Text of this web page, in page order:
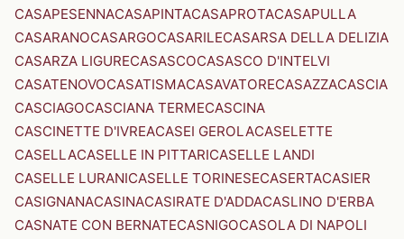
CASAPESENNACASAPINTACASAPROTACASAPULLA
CASARANOCASARGOCASARILECASARSA DELLA DELIZIA
CASARZA LIGURECASASCOCASASCO D'INTELVI
CASATENOVOCASATISMACASAVATORECASAZZACASCIA
CASCIAGOCASCIANA TERMECASCINA
CASCINETTE D'IVREACASEI GEROLACASELETTE
CASELLACASELLE IN PITTARICASELLE LANDI
CASELLE LURANICASELLE TORINESECASERTACASIER
CASIGNANACASINACASIRATE D'ADDACASLINO D'ERBA
CASNATE CON BERNATECASNIGOCASOLA DI NAPOLI